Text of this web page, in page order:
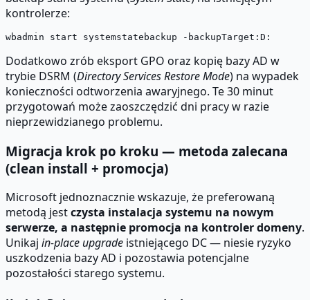
kontrolerze:
Dodatkowo zrób eksport GPO oraz kopię bazy AD w
trybie DSRM (Directory Services Restore Mode) na wypadek
konieczności odtworzenia awaryjnego. Te 30 minut
przygotowań może zaoszczędzić dni pracy w razie
nieprzewidzianego problemu.
Migracja krok po kroku — metoda zalecana
(clean install + promocja)
Microsoft jednoznacznie wskazuje, że preferowaną
metodą jestczysta instalacja systemu na nowym
serwerze, a następnie promocja na kontroler domeny.
Unikaj in-place upgrade istniejącego DC — niesie ryzyko
uszkodzenia bazy AD i pozostawia potencjalne
pozostałości starego systemu.